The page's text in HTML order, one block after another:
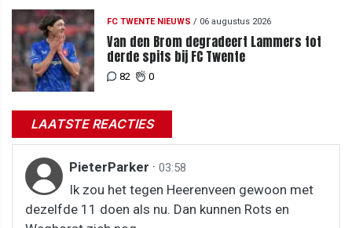
FC TWENTE NIEUWS / 06 augustus 2026
Van den Brom degradeert Lammers tot
derde spits bij FC Twente
82 0
LAATSTE REACTIES
PieterParker · 03:58
Ik zou het tegen Heerenveen gewoon met
dezelfde 11 doen als nu. Dan kunnen Rots en